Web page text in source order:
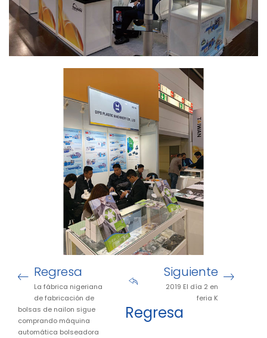
Regresa
La fábrica nigeriana
de fabricación de
bolsas de nailon sigue
comprando máquina
automática bolseadora
Regresa
Siguiente
2019 El día 2 en
feria K